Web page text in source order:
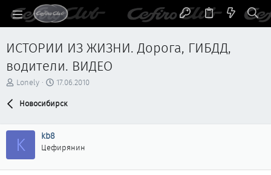
ИСТОРИИ ИЗ ЖИЗНИ. Дорога, ГИБДД,
водители. ВИДЕО
А
т
е
м
ы
Lonely
Д
т
ч
л
17.06.2010
Новосибирск
K kb8
Цефирянин